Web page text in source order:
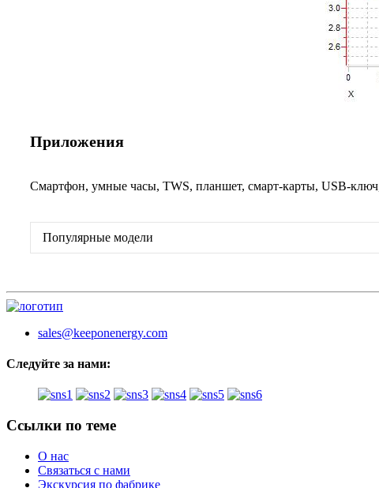
Приложения
Смартфон, умные часы, TWS, планшет, смарт-карты, USB-
Популярные модели
sales@keeponenergy.com
Следуйте за нами:
Ссылки по теме
О нас
Связаться с нами
Экскурсия по фабрике